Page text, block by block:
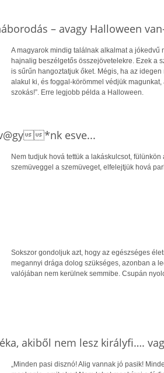
– avagy Halloween
A magyarok mindig találnak alkalmat a
hajnalig beszélgetős összejövetelekre. Ezek a
is sűrűn hangoztatjuk őket. Mégis, ha az
alakul ki, és foggal-körömmel védjük
szokás!”. Erre legjobb példa a Halloween.
*nk esve...
Nem tudjuk hová tettük a lakáskulcsot,
szemüveggel a szemüveget, elfelejtjük hová
Sokszor gondoljuk azt, hogy az egészséges
megannyi drága dolog szükséges, azonban a
valójában nem kerülnek semmibe. Csupán
akiből nem lesz királyfi….
„Minden pasi disznó! Alig vannak jó pasik!